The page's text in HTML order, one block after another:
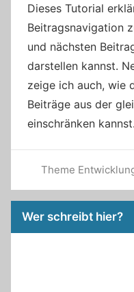
Dieses Tutorial
Beitragsnavigation
und nächsten
darstellen kannst.
zeige ich auch, wie
Beiträge aus der
einschränken kannst.
Theme
Wer schreibt hier?